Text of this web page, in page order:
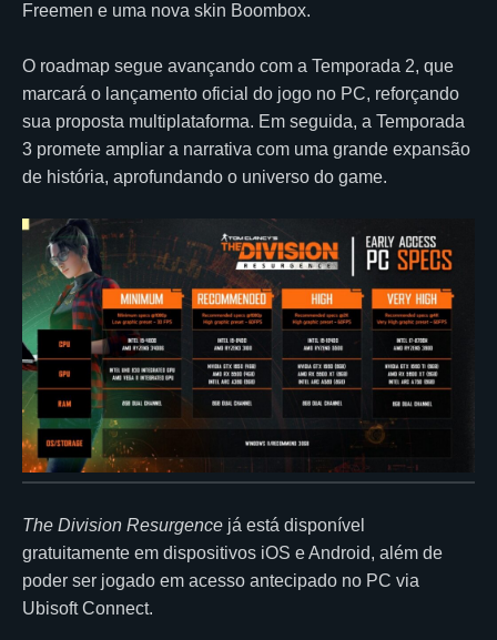
Freemen e uma nova skin Boombox.
O roadmap segue avançando com a Temporada 2, que
marcará o lançamento oficial do jogo no PC, reforçando
sua proposta multiplataforma. Em seguida, a Temporada
3 promete ampliar a narrativa com uma grande expansão
de história, aprofundando o universo do game.
The Division Resurgence já está disponível
gratuitamente em dispositivos iOS e Android, além de
poder ser jogado em acesso antecipado no PC via
Ubisoft Connect.